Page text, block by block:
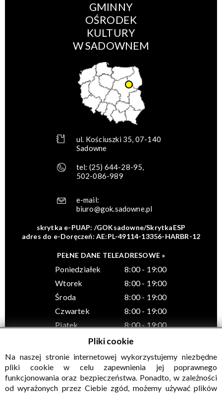
GMINNY
OŚRODEK
KULTURY
W SADOWNEM
ul. Kościuszki 35, 07-140
Sadowne
tel: (25) 644-28-95,
502-086-989
e-mail:
biuro@gok.sadowne.pl
skrytka e-PUAP: /GOKsadowne/SkrytkaESP
adres do e-Doręczeń: AE:PL-49114-13356-HARBR-12
PEŁNE DANE TELEADRESOWE »
Poniedziałek
8:00 - 19:00
Wtorek
8:00 - 19:00
Środa
8:00 - 19:00
Czwartek
8:00 - 19:00
Piątek
8:00 - 19:00
© Wszelkie prawa zastrzeżone, Gminny Ośrodek Kultury w
Sadownem
Pliki cookie
Na naszej stronie internetowej wykorzystujemy niezbędne
pliki cookie w celu zapewnienia jej poprawnego
funkcjonowania oraz bezpieczeństwa. Ponadto, w zależności
od wyrażonych przez Ciebie zgód, możemy używać plików